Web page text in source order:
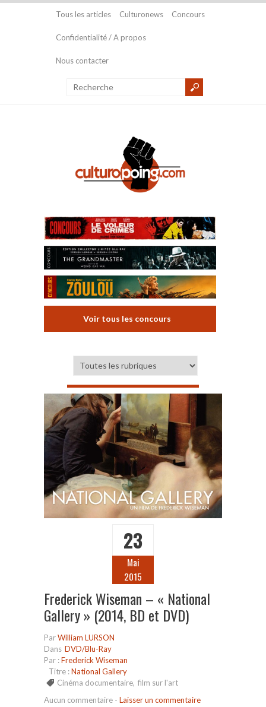
Tous les articles Culturonews Concours
Confidentialité / A propos
Nous contacter
Voir tous les concours
23
Mai
2015
Frederick Wiseman – « National
Gallery » (2014, BD et DVD)
ParWilliam LURSON
Dans DVD/Blu-Ray
Par :Frederick Wiseman
Titre :National Gallery
Cinéma documentaire, film sur l'art
Aucun commentaire - Laisser un commentaire